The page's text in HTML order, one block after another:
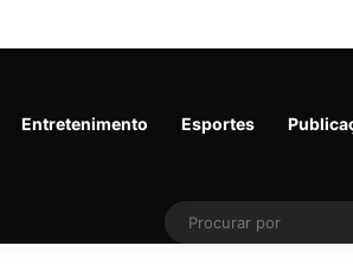
Entretenimento Esportes